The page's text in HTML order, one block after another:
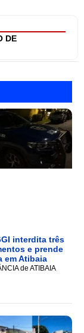
DE
interdita três
e prende
em Atibaia
de ATIBAIA